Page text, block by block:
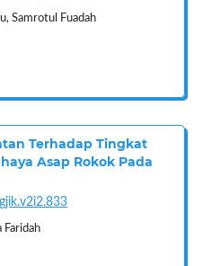
Samrotul Fuadah
Terhadap Tingkat
Asap Rokok Pada
Faridah